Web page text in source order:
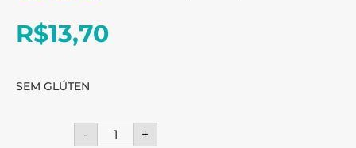
R$13,70
SEM GLÚTEN
- +